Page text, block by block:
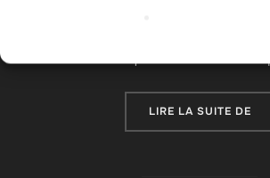
LIRE LA SUITE DE«